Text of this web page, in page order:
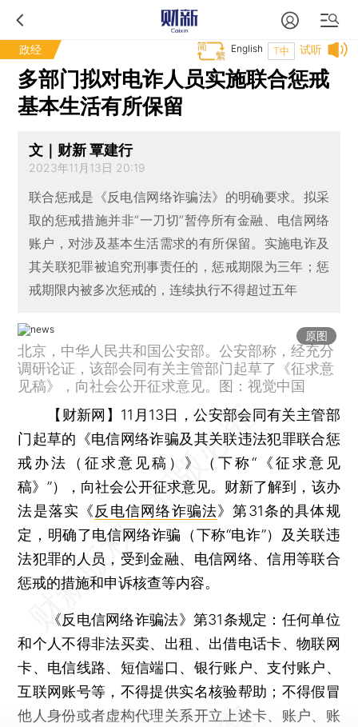
政经 试听
T中
English
多部门拟对电诈人员实施联合惩戒
基本生活有所保留
文｜财新 覃建行
2023年11月13日 20:19
联合惩戒是《反电信网络诈骗法》的明确要求。拟采
取的惩戒措施并非“一刀切”暂停所有金融、电信网络
账户，对涉及基本生活需求的有所保留。实施电诈及
其关联犯罪被追究刑事责任的，惩戒期限为三年；惩
戒期限内被多次惩戒的，连续执行不得超过五年
原图
北京，中华人民共和国公安部。公安部称，经充分
调研论证，该部会同有关主管部门起草了《征求意
见稿》，向社会公开征求意见。图：视觉中国
【财新网】 11月13日，公安部会同有关主管部
门起草的《电信网络诈骗及其关联违法犯罪联合惩
戒办法（征求意见稿）》（下称“《征求意见
稿》”），向社会公开征求意见。财新了解到，该办
法是落实《反电信网络诈骗法》第31条的具体规
定，明确了电信网络诈骗（下称“电诈”）及关联违
法犯罪的人员，受到金融、电信网络、信用等联合
惩戒的措施和申诉核查等内容。
《反电信网络诈骗法》第31条规定：任何单位
和个人不得非法买卖、出租、出借电话卡、物联网
卡、电信线路、短信端口、银行账户、支付账户、
互联网账号等，不得提供实名核验帮助；不得假冒
他人身份或者虚构代理关系开立上述卡、账户、账